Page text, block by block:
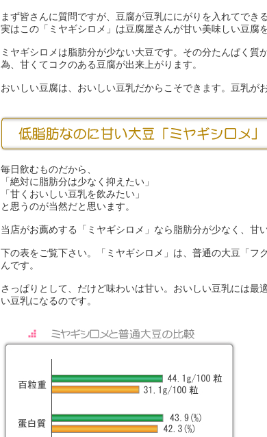
まず皆さんに質問ですが、豆腐が豆乳ににがりを入れてでき
実はこの「ミヤギシロメ」は豆腐屋さんが甘い美味しい豆腐
ミヤギシロメは脂肪分が少ない大豆です。その分たんぱく
為、甘くてコクのある豆腐が出来上がります。
おいしい豆腐は、おいしい豆乳だからこそできます。豆乳が
毎日飲むものだから、
「絶対に脂肪分は少なく抑えたい」
「甘くおいしい豆乳を飲みたい」
と思うのが当然だと思います。
当店がお薦めする「ミヤギシロメ」なら脂肪分が少なく、甘
下の表をご覧下さい。「ミヤギシロメ」は、普通の大豆「
んです。
さっぱりとして、だけど味わいは甘い。おいしい豆乳には
い豆乳になるのです。